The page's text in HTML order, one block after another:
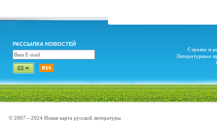
РАССЫЛКА НОВОСТЕЙ
Страны и
Литературные
© 2007—2024 Новая карта русской литературы